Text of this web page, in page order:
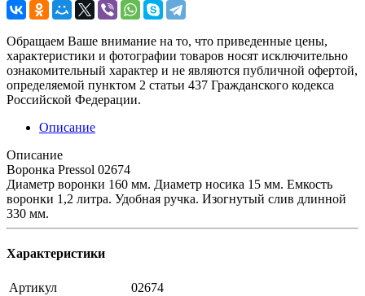
Обращаем Ваше внимание на то, что приведенные цены,
характеристики и фотографии товаров носят исключительно
ознакомительный характер и не являются публичной офертой,
определяемой пунктом 2 статьи 437 Гражданского кодекса
Российской Федерации.
Описание
Описание
Воронка Pressol 02674
Диаметр воронки 160 мм. Диаметр носика 15 мм. Емкость
воронки 1,2 литра. Удобная ручка. Изогнутый слив длинной
330 мм.
Характеристики
Артикул
02674